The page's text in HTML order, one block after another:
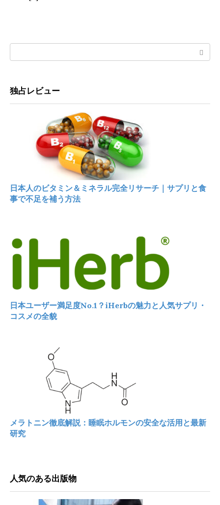
独占レビュー
日本人のビタミン＆ミネラル完全リサーチ｜サプリと食
事で不足を補う方法
日本ユーザー満足度No.1？iHerbの魅力と人気サプリ・
コスメの全貌
メラトニン徹底解説：睡眠ホルモンの安全な活用と最新
研究
人気のある出版物